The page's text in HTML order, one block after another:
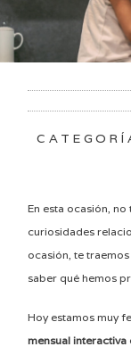
En esta ocasión,
curiosidades
ocasión, te
saber qué hemos
Hoy estamos muy
mensual interactiva